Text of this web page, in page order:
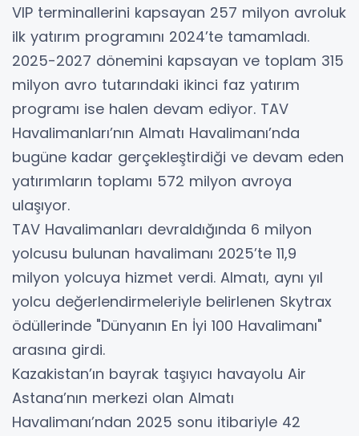
VIP terminallerini kapsayan 257 milyon avroluk
ilk yatırım programını 2024’te tamamladı.
2025-2027 dönemini kapsayan ve toplam 315
milyon avro tutarındaki ikinci faz yatırım
programı ise halen devam ediyor. TAV
Havalimanları’nın Almatı Havalimanı’nda
bugüne kadar gerçekleştirdiği ve devam eden
yatırımların toplamı 572 milyon avroya
ulaşıyor.
TAV Havalimanları devraldığında 6 milyon
yolcusu bulunan havalimanı 2025’te 11,9
milyon yolcuya hizmet verdi. Almatı, aynı yıl
yolcu değerlendirmeleriyle belirlenen Skytrax
ödüllerinde "Dünyanın En İyi 100 Havalimanı"
arasına girdi.
Kazakistan’ın bayrak taşıyıcı havayolu Air
Astana’nın merkezi olan Almatı
Havalimanı’ndan 2025 sonu itibariyle 42